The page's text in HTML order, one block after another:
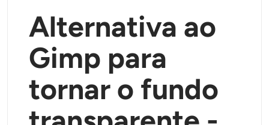
Alternativa ao
Gimp para
tornar o fundo